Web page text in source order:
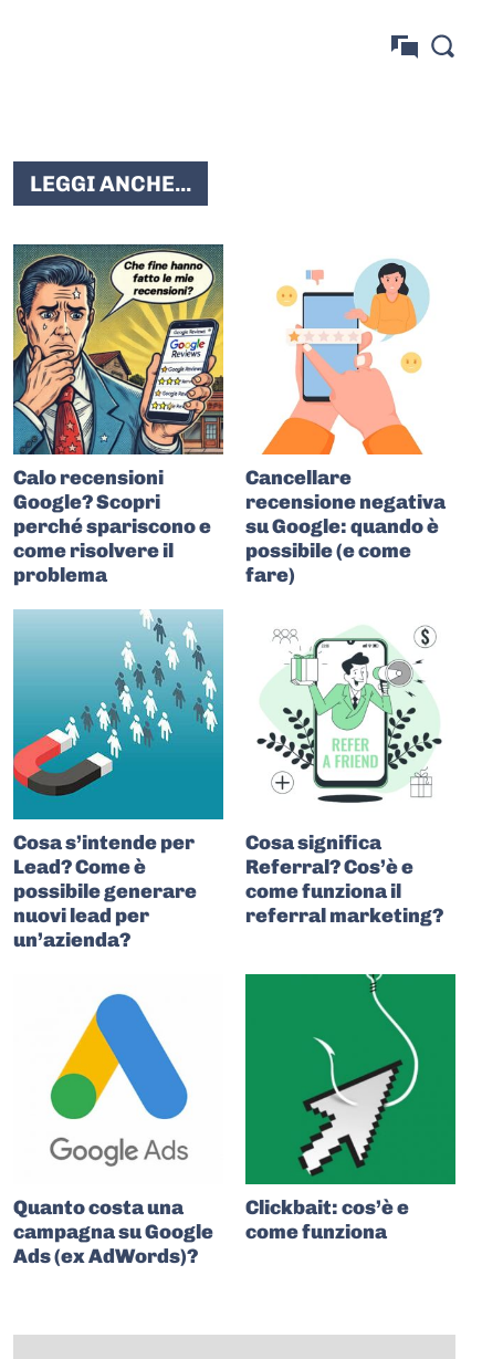
LEGGI ANCHE...
Calo recensioni
Google? Scopri
perché spariscono e
come risolvere il
problema
Cancellare
recensione negativa
su Google: quando è
possibile (e come
fare)
Cosa s’intende per
Lead? Come è
possibile generare
nuovi lead per
un’azienda?
Cosa significa
Referral? Cos’è e
come funziona il
referral marketing?
Quanto costa una
campagna su Google
Ads (ex AdWords)?
Clickbait: cos’è e
come funziona